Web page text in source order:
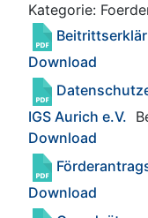
Kategorie:
Download
IGS Aurich e.V.
Download
Download